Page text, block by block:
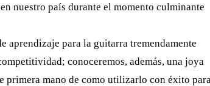
nuestro país durante el momento culminante
aprendizaje para la guitarra tremendamente
conoceremos, además, una joya
primera mano de como utilizarlo con éxito